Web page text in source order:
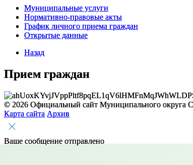
Муниципальные услуги
Нормативно-правовые акты
График личного приема граждан
Открытые данные
Назад
Прием граждан
© 2026 Официальный сайт Муниципального округа
Карта сайта Архив
Ваше сообщение отправлено